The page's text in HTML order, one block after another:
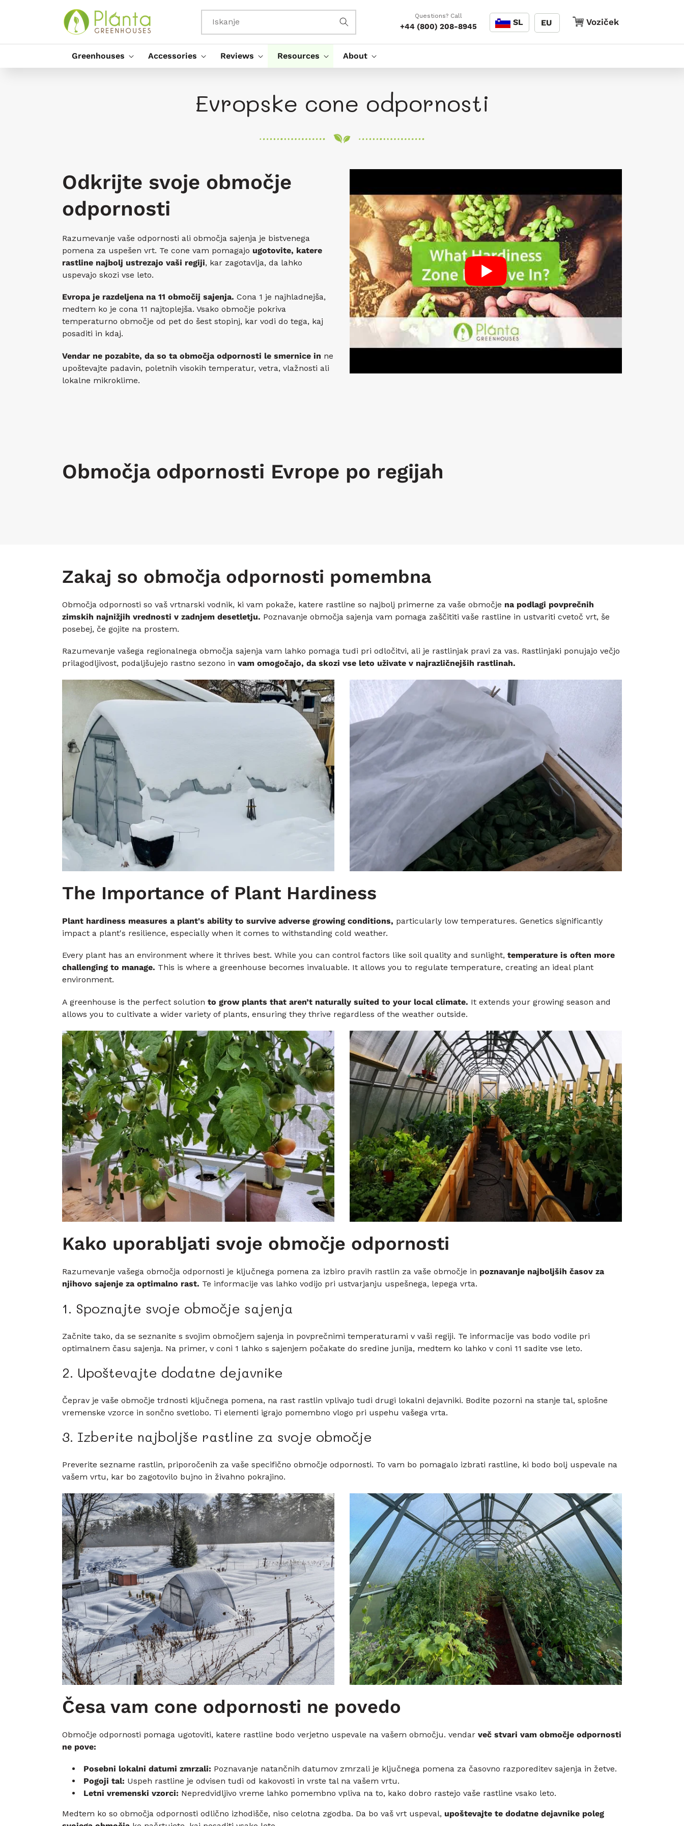
Iskanje
Questions? Call
+44 (800) 208-8945
Jezik
SL EU Voziček
Voziček
Greenhouses Accessories Reviews Resources About
Evropske cone odpornosti
Odkrijte svoje območje
odpornosti
Razumevanje vaše odpornosti ali območja sajenja je bistvenega
pomena za uspešen vrt. Te cone vam pomagajo ugotovite, katere
rastline najbolj ustrezajo vaši regiji, kar zagotavlja, da lahko
uspevajo skozi vse leto.
Evropa je razdeljena na 11 območij sajenja. Cona 1 je najhladnejša,
medtem ko je cona 11 najtoplejša. Vsako območje pokriva
temperaturno območje od pet do šest stopinj, kar vodi do tega, kaj
posaditi in kdaj.
Vendar ne pozabite, da so ta območja odpornosti le smernice in ne
upoštevajte padavin, poletnih visokih temperatur, vetra, vlažnosti ali
lokalne mikroklime.
Območja odpornosti Evrope po regijah
Zakaj so območja odpornosti pomembna
Območja odpornosti so vaš vrtnarski vodnik, ki vam pokaže, katere rastline so najbolj primerne za vaše območje na podlagi povprečnih
zimskih najnižjih vrednosti v zadnjem desetletju. Poznavanje območja sajenja vam pomaga zaščititi vaše rastline in ustvariti cvetoč vrt, še
posebej, če gojite na prostem.
Razumevanje vašega regionalnega območja sajenja vam lahko pomaga tudi pri odločitvi, ali je rastlinjak pravi za vas. Rastlinjaki ponujajo večjo
prilagodljivost, podaljšujejo rastno sezono in vam omogočajo, da skozi vse leto uživate v najrazličnejših rastlinah.
The Importance of Plant Hardiness
Plant hardiness measures a plant's ability to survive adverse growing conditions, particularly low temperatures. Genetics significantly
impact a plant's resilience, especially when it comes to withstanding cold weather.
Every plant has an environment where it thrives best. While you can control factors like soil quality and sunlight, temperature is often more
challenging to manage. This is where a greenhouse becomes invaluable. It allows you to regulate temperature, creating an ideal plant
environment.
A greenhouse is the perfect solution to grow plants that aren’t naturally suited to your local climate. It extends your growing season and
allows you to cultivate a wider variety of plants, ensuring they thrive regardless of the weather outside.
Kako uporabljati svoje območje odpornosti
Razumevanje vašega območja odpornosti je ključnega pomena za izbiro pravih rastlin za vaše območje in poznavanje najboljših časov za
njihovo sajenje za optimalno rast. Te informacije vas lahko vodijo pri ustvarjanju uspešnega, lepega vrta.
1. Spoznajte svoje območje sajenja
Začnite tako, da se seznanite s svojim območjem sajenja in povprečnimi temperaturami v vaši regiji. Te informacije vas bodo vodile pri
optimalnem času sajenja. Na primer, v coni 1 lahko s sajenjem počakate do sredine junija, medtem ko lahko v coni 11 sadite vse leto.
2. Upoštevajte dodatne dejavnike
Čeprav je vaše območje trdnosti ključnega pomena, na rast rastlin vplivajo tudi drugi lokalni dejavniki. Bodite pozorni na stanje tal, splošne
vremenske vzorce in sončno svetlobo. Ti elementi igrajo pomembno vlogo pri uspehu vašega vrta.
3. Izberite najboljše rastline za svoje območje
Preverite sezname rastlin, priporočenih za vaše specifično območje odpornosti. To vam bo pomagalo izbrati rastline, ki bodo bolj uspevale na
vašem vrtu, kar bo zagotovilo bujno in živahno pokrajino.
Česa vam cone odpornosti ne povedo
Območje odpornosti pomaga ugotoviti, katere rastline bodo verjetno uspevale na vašem območju. vendar več stvari vam območje odpornosti
ne pove:
Posebni lokalni datumi zmrzali: Poznavanje natančnih datumov zmrzali je ključnega pomena za časovno razporeditev sajenja in žetve.
Pogoji tal: Uspeh rastline je odvisen tudi od kakovosti in vrste tal na vašem vrtu.
Letni vremenski vzorci: Nepredvidljivo vreme lahko pomembno vpliva na to, kako dobro rastejo vaše rastline vsako leto.
Medtem ko so območja odpornosti odlično izhodišče, niso celotna zgodba. Da bo vaš vrt uspeval, upoštevajte te dodatne dejavnike poleg